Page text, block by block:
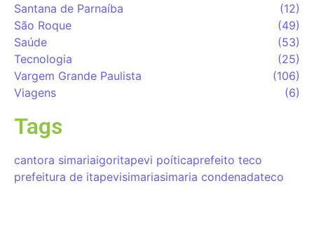
Santana de Parnaíba
(12)
São Roque
(49)
Saúde
(53)
Tecnologia
(25)
Vargem Grande Paulista
(106)
Viagens
(6)
Tags
cantora simariaigoritapevi poíticaprefeito teco
prefeitura de itapevisimariasimaria condenadateco